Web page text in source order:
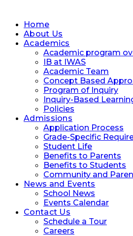
Home
About Us
Academics
Academic program
IB at IWAS
Academic Team
Concept Based
Program of Inquiry
Inquiry-Based
Policies
Admissions
Application Process
Grade-Specific
Student Life
Benefits to Parents
Benefits to Students
Community and
News and Events
School News
Events Calendar
Contact Us
Schedule a Tour
Careers